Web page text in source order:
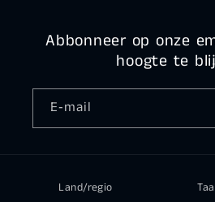
Abbonneer op onze
hoogte te
E‑mail
Land/regio